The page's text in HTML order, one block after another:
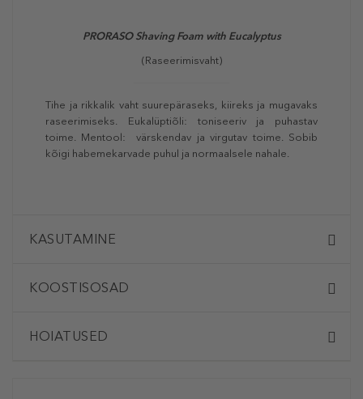
PRORASOShaving Foam with Eucalyptus
(Raseerimisvaht)
Tihe ja rikkalik vaht suurepäraseks, kiireks ja mugavaks
raseerimiseks. Eukalüptiõli: toniseeriv ja puhastav
toime. Mentool: värskendav ja virgutav toime. Sobib
kõigi habemekarvade puhul ja normaalsele nahale.
KASUTAMINE
KOOSTISOSAD
HOIATUSED